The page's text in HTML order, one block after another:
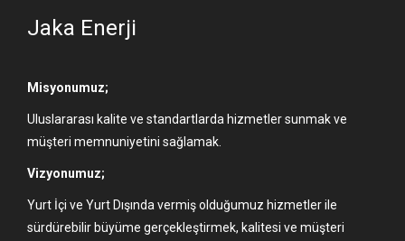
Jaka Enerji
Misyonumuz;
Uluslararası kalite ve standartlarda hizmetler sunmak ve
müşteri memnuniyetini sağlamak.
Vizyonumuz;
Yurt İçi ve Yurt Dışında vermiş olduğumuz hizmetler ile
sürdürebilir büyüme gerçekleştirmek, kalitesi ve müşteri